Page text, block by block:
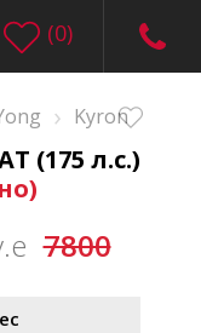
(0)
› Kyron
(175 л.с.)
7800